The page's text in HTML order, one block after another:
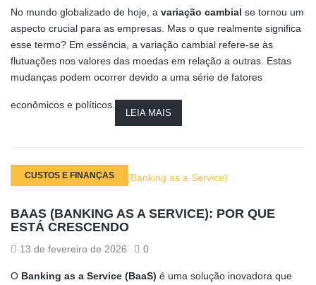
No mundo globalizado de hoje, a variação cambial se tornou um
aspecto crucial para as empresas. Mas o que realmente significa
esse termo? Em essência, a variação cambial refere-se às
flutuações nos valores das moedas em relação a outras. Estas
mudanças podem ocorrer devido a uma série de fatores
econômicos e políticos.
LEIA MAIS
CUSTOS E FINANÇAS
BAAS (BANKING AS A SERVICE): POR QUE
ESTÁ CRESCENDO
13 de fevereiro de 2026 0
O Banking as a Service (BaaS) é uma solução inovadora que